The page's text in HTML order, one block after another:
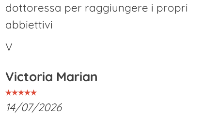
dottoressa per raggiungere i propri
abbiettivi
V
Victoria Marian
14/07/2026